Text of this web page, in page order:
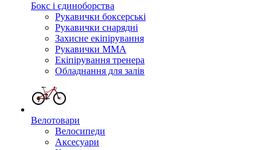
Бокс і єдиноборства
Рукавички боксерські
Рукавички снарядні
Захисне екіпірування
Рукавички ММА
Екіпірування тренера
Обладнання для залів
Велотовари
Велосипеди
Аксесуари